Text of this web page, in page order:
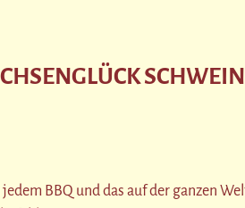
BBQ und das auf der ganzen